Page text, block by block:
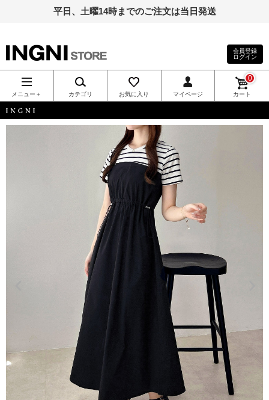
平日、土曜14時までのご注文は当日発送
INGNI（イン
グ）公式通
販｜INGNI
会員登録
ログイン
メニュー＋ カテゴリ お気に入り マイページ カート
0
INGNI